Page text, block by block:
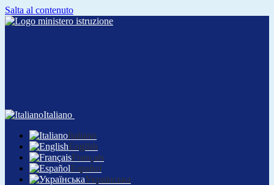
Salta al contenuto
Italiano
Italiano
English
Français
Español
Українська